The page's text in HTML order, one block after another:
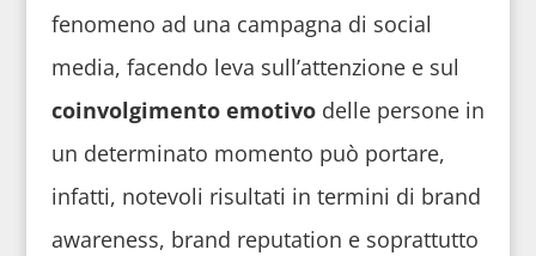
fenomeno ad una campagna di social
media, facendo leva sull’attenzione e sul
coinvolgimento emotivodelle persone in
un determinato momento può portare,
infatti, notevoli risultati in termini di brand
awareness, brand reputation e soprattutto